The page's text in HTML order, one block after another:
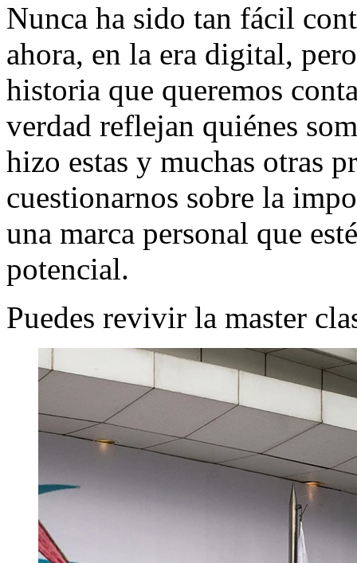
Nunca ha sido tan fácil
ahora, en la era digital,
historia que queremos
verdad reflejan quiénes
hizo estas y muchas otras
cuestionarnos sobre la
una marca personal que
potencial.
Puedes revivir la master